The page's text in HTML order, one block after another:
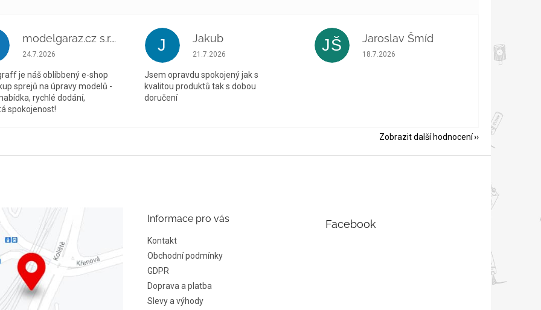
modelgaraz.cz s.r.o.
Hodnocení obchodu je 5 z 5 hvězdiček.
24.7.2026
je náš oblíbbený e-shop
sprejů na úpravy modelů -
rychlé dodání,
spokojenost!
J Jakub
Hodnocení obchodu je 5 z 5 hvězdiček.
21.7.2026
Jsem opravdu spokojený jak s
kvalitou produktů tak s dobou
doručení
JŠ Jaroslav Šmíd
Hodnocení obchodu je 5 z 5 hvězdiček.
18.7.2026
Zobrazit další hodnocení
Informace pro vás
Kontakt
Obchodní podmínky
GDPR
Doprava a platba
Slevy a výhody
Facebook